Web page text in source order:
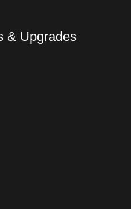
& Upgrades